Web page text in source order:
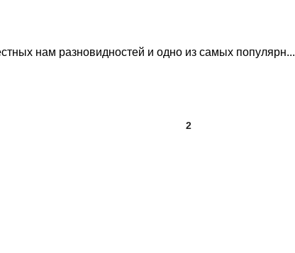
нам разновидностей и одно из самых популярн...
2